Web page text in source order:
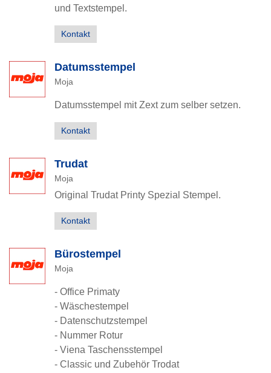
und Textstempel.
Kontakt
Datumsstempel
Moja
Datumsstempel mit Zext zum selber setzen.
Kontakt
Trudat
Moja
Original Trudat Printy Spezial Stempel.
Kontakt
Bürostempel
Moja
- Office Primaty
- Wäschestempel
- Datenschutzstempel
- Nummer Rotur
- Viena Taschensstempel
- Classic und Zubehör Trodat